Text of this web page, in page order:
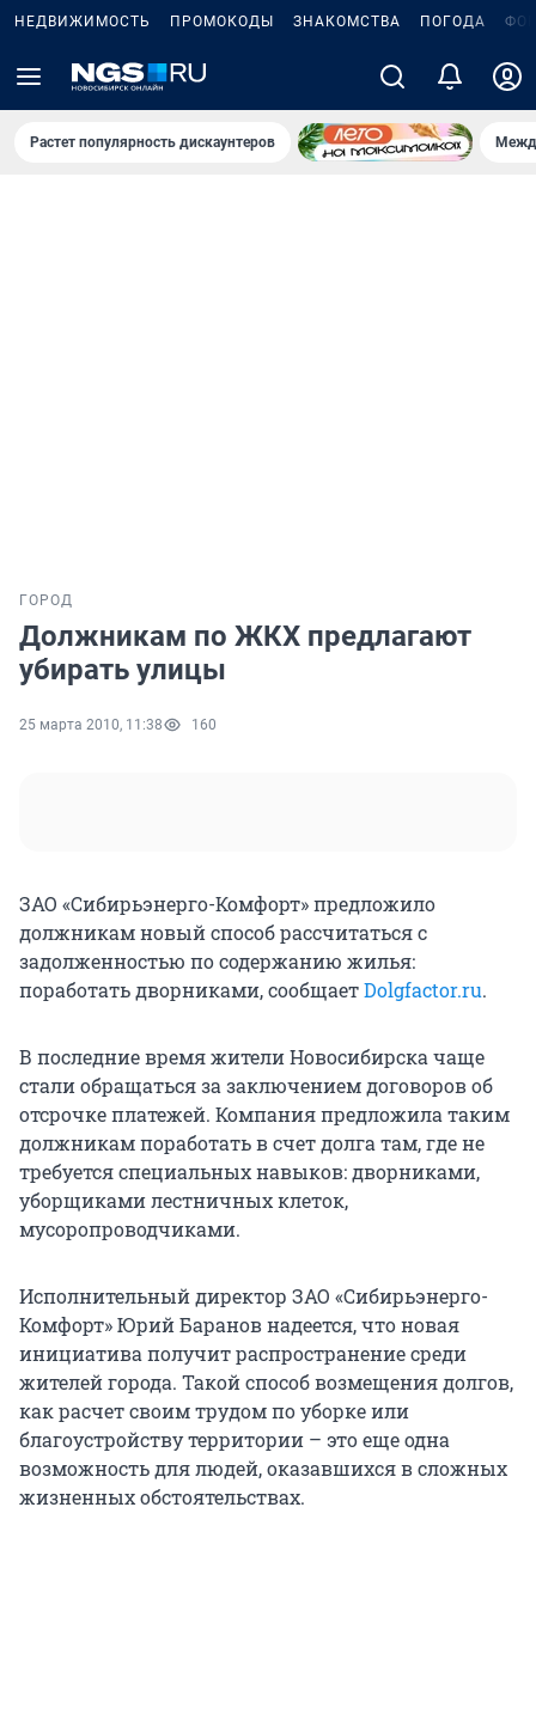
НЕДВИЖИМОСТЬ ПРОМОКОДЫ ЗНАКОМСТВА ПОГОДА
Растет популярность дискаунтеров
ГОРОД
Должникам по ЖКХ предлагают
убирать улицы
25 марта 2010, 11:38 160
ЗАО «Сибирьэнерго-Комфорт» предложило
должникам новый способ рассчитаться с
задолженностью по содержанию жилья:
поработать дворниками, сообщаетDolgfactor.ru.
В последние время жители Новосибирска чаще
стали обращаться за заключением договоров об
отсрочке платежей. Компания предложила таким
должникам поработать в счет долга там, где не
требуется специальных навыков: дворниками,
уборщиками лестничных клеток,
мусоропроводчиками.
Исполнительный директор ЗАО «Сибирьэнерго-
Комфорт» Юрий Баранов надеется, что новая
инициатива получит распространение среди
жителей города. Такой способ возмещения долгов,
как расчет своим трудом по уборке или
благоустройству территории – это еще одна
возможность для людей, оказавшихся в сложных
жизненных обстоятельствах.